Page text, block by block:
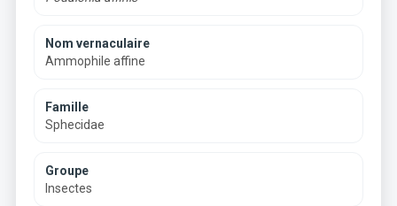
Nom vernaculaire
Ammophile affine
Famille
Sphecidae
Groupe
Insectes